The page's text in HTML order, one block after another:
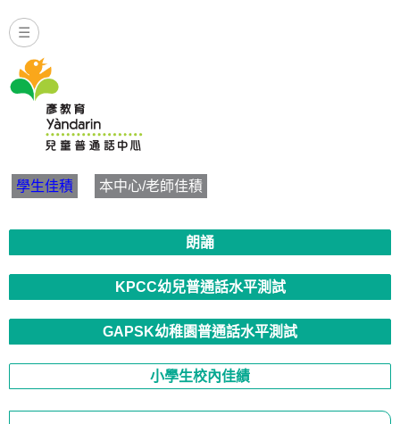
☰
Yandarin - 小學生校內佳績 | 學
學生佳積 本中心/老師佳積
朗誦
KPCC幼兒普通話水平測試
GAPSK幼稚園普通話水平測試
小學生校內佳績